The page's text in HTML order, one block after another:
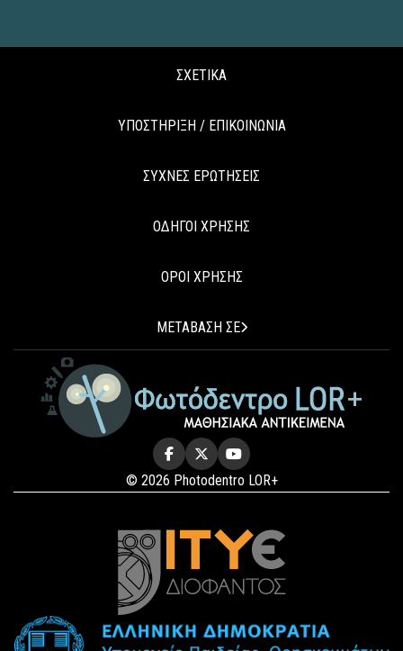
ΣΧΕΤΙΚΑ
ΥΠΟΣΤΗΡΙΞΗ / ΕΠΙΚΟΙΝΩΝΙΑ
ΣΥΧΝΕΣ ΕΡΩΤΗΣΕΙΣ
ΟΔΗΓΟΙ ΧΡΗΣΗΣ
ΟΡΟΙ ΧΡΗΣΗΣ
ΜΕΤΑΒΑΣΗ ΣΕ
© 2026 Photodentro LOR+